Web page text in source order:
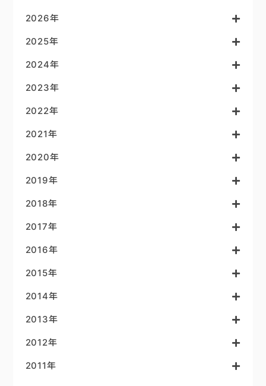
2026年
2025年
2024年
2023年
2022年
2021年
2020年
2019年
2018年
2017年
2016年
2015年
2014年
2013年
2012年
2011年